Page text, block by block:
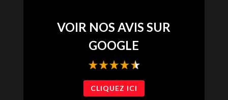
VOIR NOS AVIS SUR
GOOGLE
CLIQUEZ ICI